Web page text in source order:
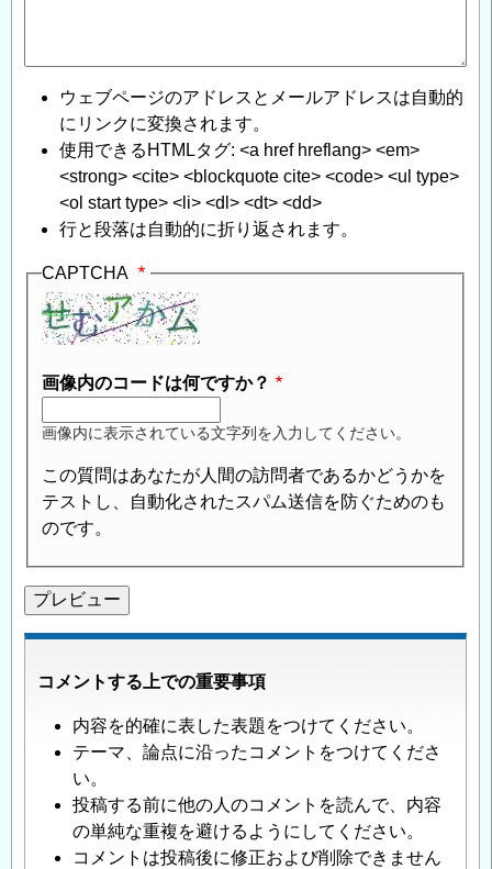
工
横
穴
洞
窟
「田
谷
の
洞
窟」
（横
浜
市）
土
木
遺
し
て
検
証
を
し
て
い
た
ウェブページのアドレスとメールアドレスは自動的
にリンクに変換されます。
使用できるHTMLタグ: <a href hreflang> <em>
<strong> <cite> <blockquote cite> <code> <ul type>
<ol start type> <li> <dl> <dt> <dd>
行と段落は自動的に折り返されます。
CAPTCHA
画像内のコードは何ですか？
画像内に表示されている文字列を入力してください。
この質問はあなたが人間の訪問者であるかどうかを
テストし、自動化されたスパム送信を防ぐためのも
のです。
コメントする上での重要事項
内容を的確に表した表題をつけてください。
テーマ、論点に沿ったコメントをつけてくださ
い。
投稿する前に他の人のコメントを読んで、内容
の単純な重複を避けるようにしてください。
コメントは投稿後に修正および削除できません